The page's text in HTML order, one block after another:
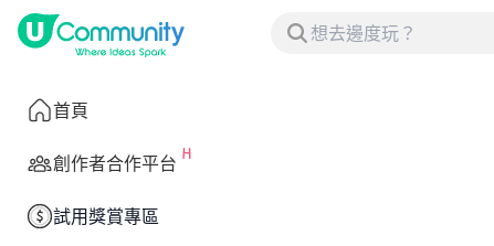
首頁
創作者合作平台
試用獎賞專區